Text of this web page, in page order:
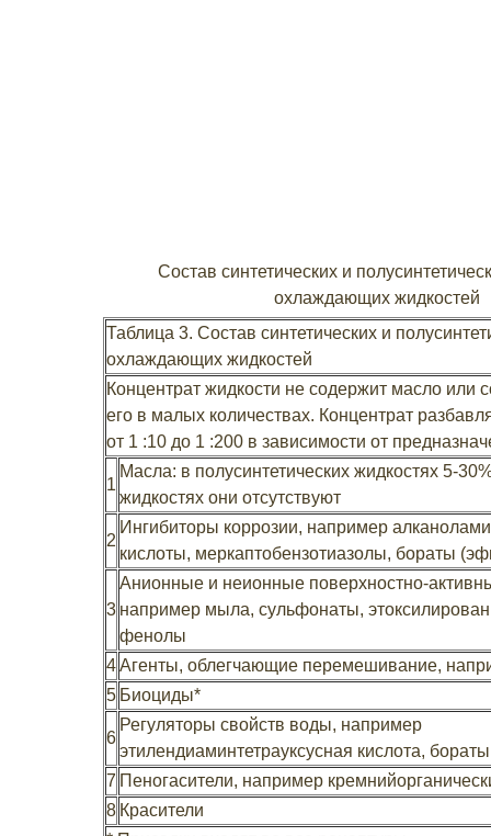
Состав синтетических и
охлаждающих жидкостей
Таблица 3. Состав синтетических и
охлаждающих жидкостей
Концентрат жидкости не содержит масло или
его в малых количествах. Концентрат
от 1 :10 до 1 :200 в зависимости от
1
Масла: в полусинтетических жидкостях 5-
жидкостях они отсутствуют
2
Ингибиторы коррозии, например
кислоты, меркаптобензотиазолы, бораты
3
Анионные и неионные поверхностно-
например мыла, сульфонаты,
фенолы
4Агенты, облегчающие перемешивание,
5 Биоциды*
6
Регуляторы свойств воды, например
этилендиаминтетрауксусная кислота,
7 Пеногасители, например
8 Красители